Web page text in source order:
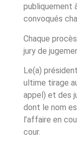
publiquement
convoqués
Chaque
jury de
Le(a)
ultime tirage
appel) et des
dont le nom
l’affaire en
cour.